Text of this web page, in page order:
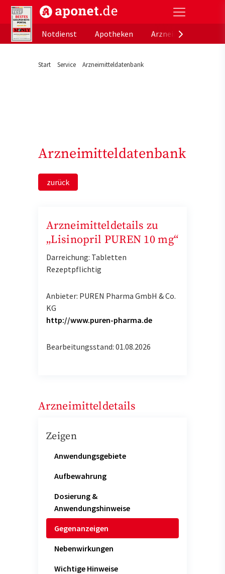
aponet.de - Das offizielle Gesundheitsportal der
Notdienst
Apotheken
Start Service Arzneimitteldatenbank
Arzneimitteldatenbank
zurück
Arzneimitteldetails zu
„Lisinopril PUREN 10 mg“
Darreichung: Tabletten
Rezeptpflichtig
Anbieter: PUREN Pharma GmbH & Co.
KG
http://www.puren-pharma.de
Bearbeitungsstand: 01.08.2026
Arzneimitteldetails
Zeigen
Anwendungsgebiete
Aufbewahrung
Dosierung &
Anwendungshinweise
Gegenanzeigen
Nebenwirkungen
Wichtige Hinweise